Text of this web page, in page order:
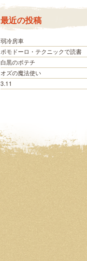
最近の投稿
弱冷房車
ポモドーロ・テクニックで読書
白黒のポテチ
オズの魔法使い
3.11